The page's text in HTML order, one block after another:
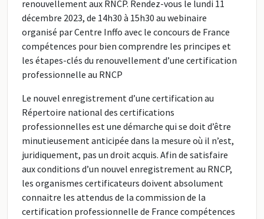
renouvellement aux RNCP. Rendez-vous le lundi 11
décembre 2023, de 14h30 à 15h30 au webinaire
organisé par Centre Inffo avec le concours de France
compétences pour bien comprendre les principes et
les étapes-clés du renouvellement d’une certification
professionnelle au RNCP
Le nouvel enregistrement d’une certification au
Répertoire national des certifications
professionnelles est une démarche qui se doit d’être
minutieusement anticipée dans la mesure où il n’est,
juridiquement, pas un droit acquis. Afin de satisfaire
aux conditions d’un nouvel enregistrement au RNCP,
les organismes certificateurs doivent absolument
connaitre les attendus de la commission de la
certification professionnelle de France compétences